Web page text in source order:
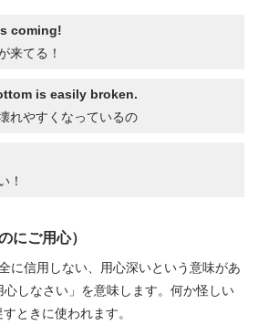
coming!
来てる！
is easily broken.
れやすくなっているの
！
にご用心）
に信用しない、用心深いという意味があ
心しなさい」を意味します。何か怪しい
ときに使われます。